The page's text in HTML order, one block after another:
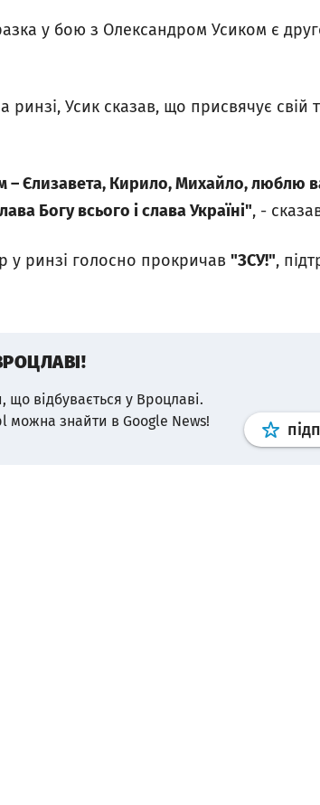
у бою з Олександром Усиком є
ринзі, Усик сказав, що присвячує свій
– Єлизавета, Кирило, Михайло, люблю
Богу всього і слава Україні", -
у ринзі голосно прокричав "ЗСУ!",
що відбувається у Вроцлаві.
можна знайти в Google News!